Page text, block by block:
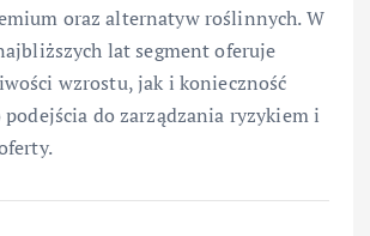
oraz alternatyw roślinnych. W
lat segment oferuje
wzrostu, jak i konieczność
do zarządzania ryzykiem i